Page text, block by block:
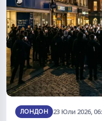
ЛОНДОН 23 Юли 2026,